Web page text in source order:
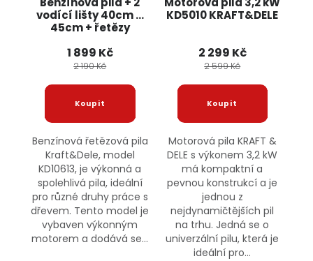
vodící lišty 40cm a
45cm + řetězy
1 899 Kč
2 190 Kč
Benzínová řetězová pila
Kraft&Dele, model
KD10613, je výkonná a
spolehlivá pila, ideální
pro různé druhy práce s
dřevem. Tento model je
vybaven výkonným
motorem a dodává se...
KD5010 KRAFT&DELE
2 299 Kč
2 599 Kč
Motorová pila KRAFT &
DELE s výkonem 3,2 kW
má kompaktní a
pevnou konstrukcí a je
jednou z
nejdynamičtějších pil
na trhu. Jedná se o
univerzální pilu, která je
ideální pro...